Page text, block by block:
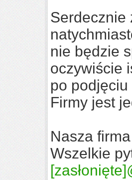
Serdecznie
nie będzie
oczywiście
po
Firmy jest
Nasza
Wszelkie
[zasłonięte]